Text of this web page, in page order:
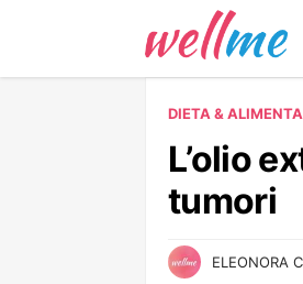
DIETA &
L’olio
tumori
ELEONORA